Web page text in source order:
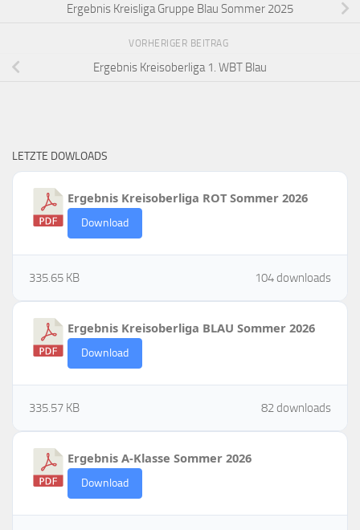
Ergebnis Kreisliga Gruppe Blau Sommer 2025
VORHERIGER BEITRAG
Ergebnis Kreisoberliga 1. WBT Blau
LETZTE DOWLOADS
Ergebnis Kreisoberliga ROT Sommer 2026
Download
104 downloads
335.65 KB
Ergebnis Kreisoberliga BLAU Sommer 2026
Download
82 downloads
335.57 KB
Ergebnis A-Klasse Sommer 2026
Download